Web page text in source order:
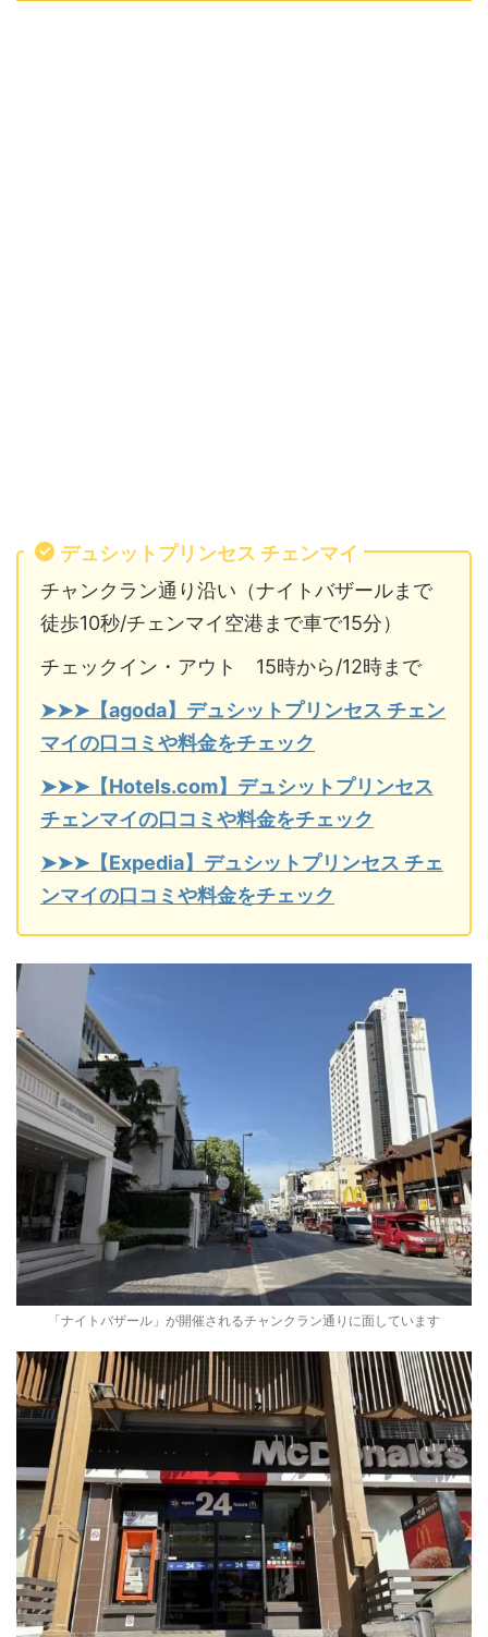
デュシットプリンセス チェンマイ
チャンクラン通り沿い（ナイトバザールまで
徒歩10秒/チェンマイ空港まで車で15分）
チェックイン・アウト 15時から/12時まで
➤➤➤【agoda】デュシットプリンセス チェン
マイの口コミや料金をチェック
➤➤➤【Hotels.com】デュシットプリンセス
チェンマイの口コミや料金をチェック
➤➤➤【Expedia】デュシットプリンセス チェ
ンマイの口コミや料金をチェック
「ナイトバザール」が開催されるチャンクラン通りに面しています